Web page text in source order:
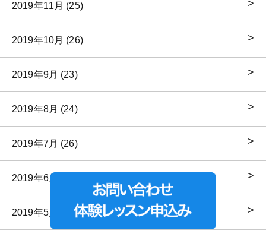
2019年11月 (25)
2019年10月 (26)
2019年9月 (23)
2019年8月 (24)
2019年7月 (26)
2019年6月 (25)
2019年5月 (25)